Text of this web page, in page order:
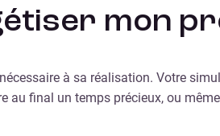
mon
à sa réalisation. Votre
final un temps précieux, ou